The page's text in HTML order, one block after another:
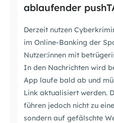
ablaufender
Derzeit nutzen
im Online-Banking der
Nutzer:innen mit
In den Nachrichten wird
App laufe bald ab und
Link aktualisiert werden.
führen jedoch nicht zu
sondern auf gefälschte